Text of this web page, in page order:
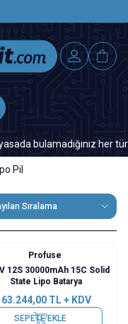
bulamadığınız her
Pil
Sıralama
Profuse
12S 30000mAh 15C Solid
State Lipo Batarya
63.244,00TL + KDV
SEPETE EKLE